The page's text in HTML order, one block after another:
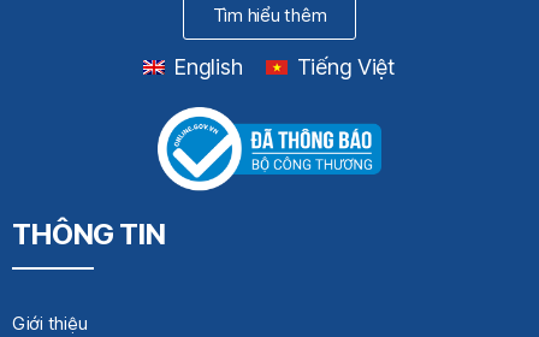
Tìm hiểu thêm
English Tiếng Việt
THÔNG TIN
Giới thiệu